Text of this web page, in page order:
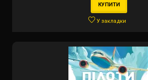
КУПИТИ
У закладки